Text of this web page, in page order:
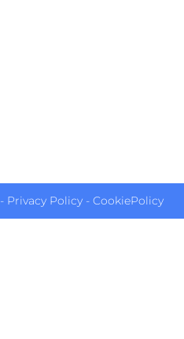
- Privacy Policy - CookiePolicy